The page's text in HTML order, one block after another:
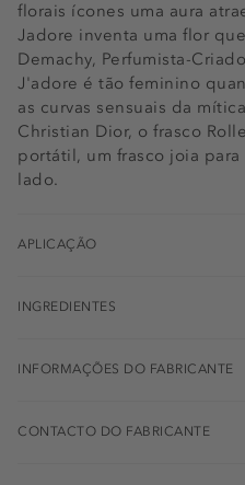
florais ícones uma aura
Jadore inventa uma flor
Demachy, Perfumista-
J'adore é tão feminino
as curvas sensuais da
Christian Dior, o frasco
portátil, um frasco joia
lado.
APLICAÇÃO
INGREDIENTES
INFORMAÇÕES DO FABRICANTE
CONTACTO DO FABRICANTE